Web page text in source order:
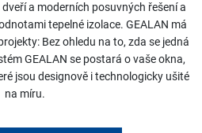
a moderních posuvných řešení a
tepelné izolace. GEALAN má
Bez ohledu na to, zda se jedná
GEALAN se postará o vaše okna,
jsou designově i technologicky ušité
na míru.